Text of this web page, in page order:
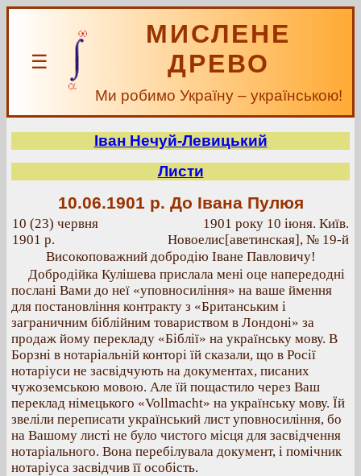
☰
МИСЛЕНЕ
ДРЕВО
Ми робимо Україну – українською!
Іван Нечуй-Левицький
Листи
10.06.1901 р. До Івана Пулюя
10 (23) червня
1901 р.
1901 року 10 іюня. Київ.
Новоелис[аветинская], № 19-й
Високоповажний добродію Іване Павловичу!
Добродійка Кулішева прислала мені оце напередодні
послані Вами до неї «уповносиління» на ваше ймення
для постановління контракту з «Британським і
заграничним біблійним товариством в Лондоні» за
продаж йому перекладу «Біблії» на українську мову. В
Борзні в нотаріальній конторі їй сказали, що в Росії
нотаріуси не засвідчують на документах, писаних
чужоземською мовою. Але їй пощастило через Ваш
переклад німецького «Vollmacht» на українську мову. Їй
звеліли переписати український лист уповносиління, бо
на Вашому листі не було чистого місця для засвідчення
нотаріального. Вона перебілувала документ, і помічник
нотаріуса засвідчив її особість.